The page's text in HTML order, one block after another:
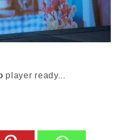
player ready...